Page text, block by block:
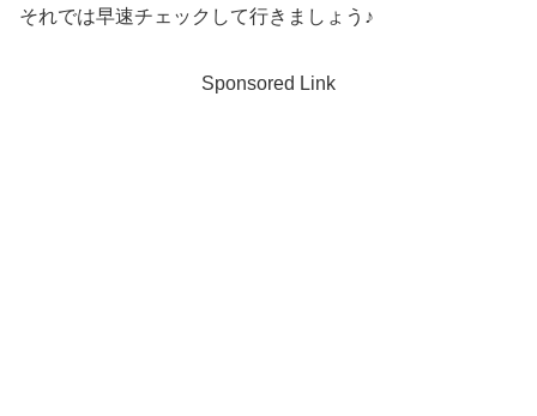
それでは早速チェックして行きましょう♪
Sponsored Link